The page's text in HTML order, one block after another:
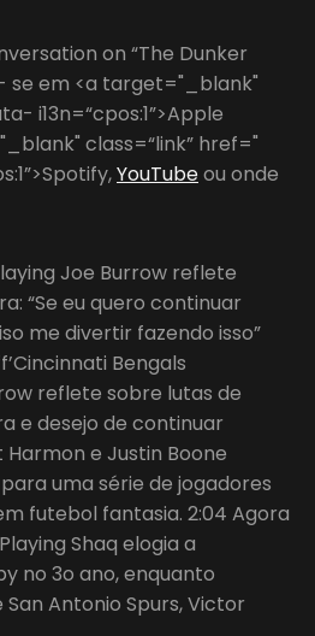
on “The Dunker
se em <a target="_blank"
i13n=“cpos:1”>Apple
class=“link” href="
YouTubeou onde
Joe Burrow reflete
“Se eu quero continuar
me divertir fazendo isso”
Bengals
reflete sobre lutas de
e desejo de continuar
e Justin Boone
uma série de jogadores
futebol fantasia. 2:04 Agora
Shaq elogia a
no 3o ano, enquanto
Antonio Spurs, Victor